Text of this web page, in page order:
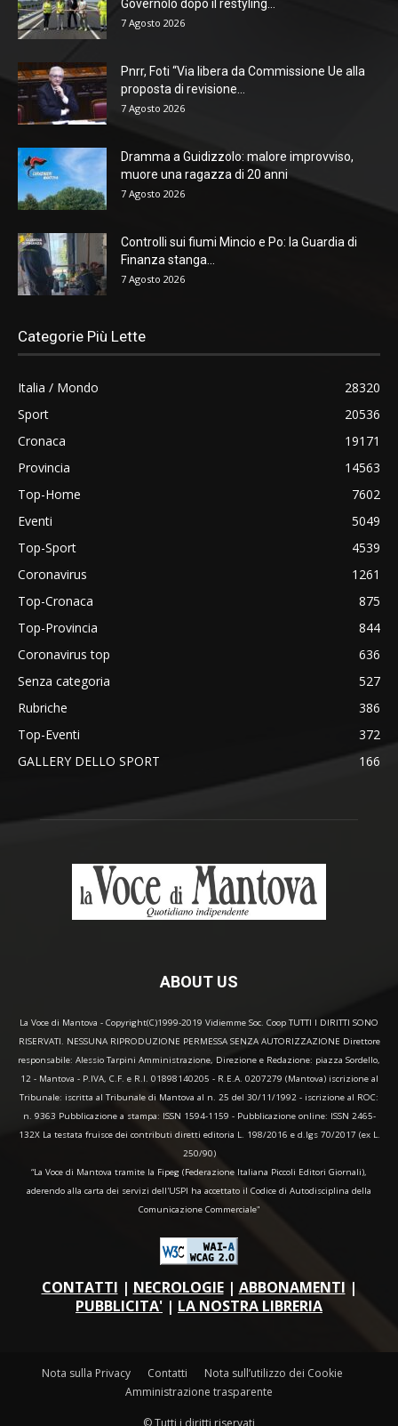
Governolo dopo il restyling...
7 Agosto 2026
Pnrr, Foti “Via libera da Commissione Ue alla
proposta di revisione...
7 Agosto 2026
Dramma a Guidizzolo: malore improvviso,
muore una ragazza di 20 anni
7 Agosto 2026
Controlli sui fiumi Mincio e Po: la Guardia di
Finanza stanga...
7 Agosto 2026
Categorie Più Lette
Italia / Mondo
28320
Sport
20536
Cronaca
19171
Provincia
14563
Top-Home
7602
Eventi
5049
Top-Sport
4539
Coronavirus
1261
Top-Cronaca
875
Top-Provincia
844
Coronavirus top
636
Senza categoria
527
Rubriche
386
Top-Eventi
372
GALLERY DELLO SPORT
166
ABOUT US
La Voce di Mantova - Copyright(C)1999-2019 Vidiemme Soc. Coop TUTTI I DIRITTI SONO
RISERVATI. NESSUNA RIPRODUZIONE PERMESSA SENZA AUTORIZZAZIONE Direttore
responsabile: Alessio Tarpini Amministrazione, Direzione e Redazione: piazza Sordello,
12 - Mantova - P.IVA, C.F. e R.I. 01898140205 - R.E.A. 0207279 (Mantova) iscrizione al
Tribunale: iscritta al Tribunale di Mantova al n. 25 del 30/11/1992 - iscrizione al ROC:
n. 9363 Pubblicazione a stampa: ISSN 1594-1159 - Pubblicazione online: ISSN 2465-
132X La testata fruisce dei contributi diretti editoria L. 198/2016 e d.lgs 70/2017 (ex L.
250/90)
“La Voce di Mantova tramite la Fipeg (Federazione Italiana Piccoli Editori Giornali),
aderendo alla carta dei servizi dell'USPI ha accettato il Codice di Autodisciplina della
Comunicazione Commerciale"
CONTATTI | NECROLOGIE| ABBONAMENTI |
PUBBLICITA' | LA NOSTRA LIBRERIA
Nota sulla Privacy Contatti
Nota sull’utilizzo dei Cookie
Amministrazione trasparente